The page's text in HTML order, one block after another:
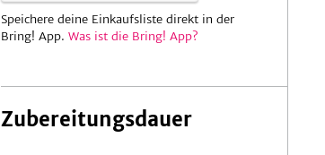
Speichere deine Einkaufsliste direkt in der
Bring! App. Was ist die Bring! App?
Zubereitungsdauer